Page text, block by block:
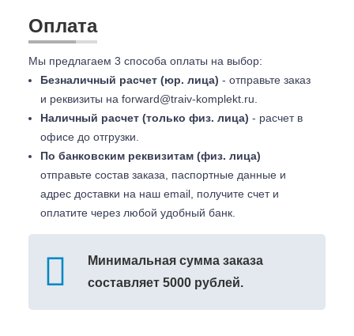
Оплата
Мы предлагаем 3 способа оплаты на выбор:
Безналичный расчет (юр. лица) - отправьте заказ
и реквизиты на forward@traiv-komplekt.ru
Наличный расчет (только физ. лица) - расчет в
офисе до отгрузки.
По банковским реквизитам (физ. лица)
отправьте состав заказа, паспортные данные и
адрес доставки на наш email, получите счет и
оплатите через любой удобный банк.
Минимальная сумма заказа
составляет 5000 рублей.